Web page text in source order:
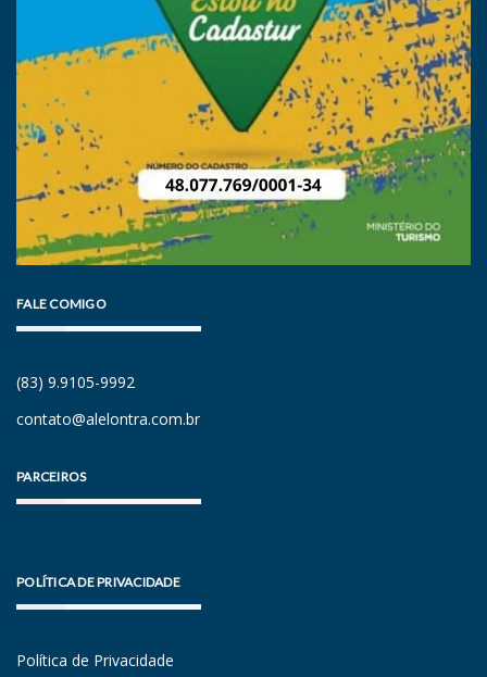
FALE COMIGO
(83) 9.9105-9992
contato@alelontra.com.br
PARCEIROS
POLÍTICA DE PRIVACIDADE
Política de Privacidade